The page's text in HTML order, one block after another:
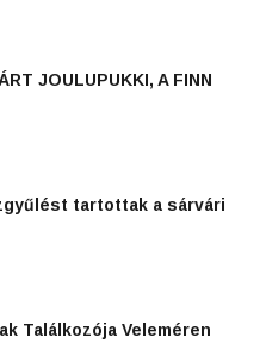
JOULUPUKKI, A FINN
tartottak a sárvári
Találkozója Veleméren